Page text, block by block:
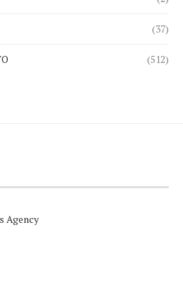
(37)
(512)
Agency